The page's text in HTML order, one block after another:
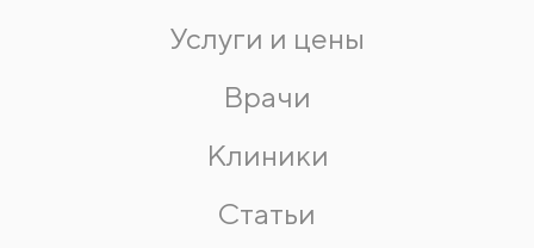
Услуги и цены
Врачи
Клиники
Статьи